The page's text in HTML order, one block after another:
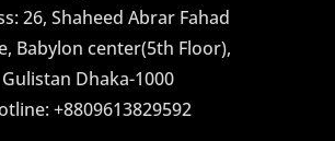
26, Shaheed Abrar Fahad
Babylon center(5th Floor),
Gulistan Dhaka-1000
+8809613829592